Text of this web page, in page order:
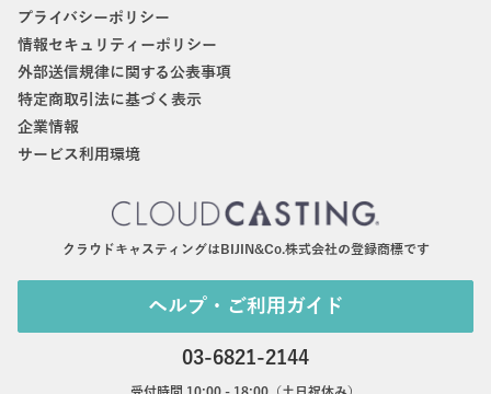
プライバシーポリシー
情報セキュリティーポリシー
外部送信規律に関する公表事項
特定商取引法に基づく表示
企業情報
サービス利用環境
クラウドキャスティングはBIJIN&Co.株式会社の登録商標です
ヘルプ・ご利用ガイド
03-6821-2144